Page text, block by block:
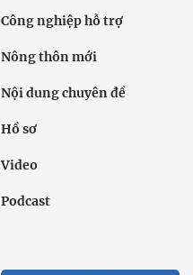
Công nghiệp hỗ trợ
Nông thôn mới
Nội dung chuyên đề
Hồ sơ
Video
Podcast